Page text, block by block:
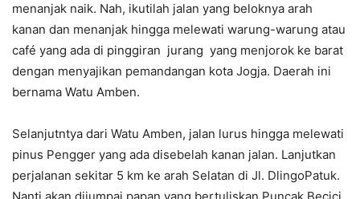
menanjak naik. Nah, ikutilah jalan yang beloknya arah
kanan dan menanjak hingga melewati warung-warung atau
café yang ada di pinggiran jurang yang menjorok ke barat
dengan menyajikan pemandangan kota Jogja. Daerah ini
bernama Watu Amben.
Selanjutntya dari Watu Amben, jalan lurus hingga melewati
pinus Pengger yang ada disebelah kanan jalan. Lanjutkan
perjalanan sekitar 5 km ke arah Selatan di Jl. DlingoPatuk.